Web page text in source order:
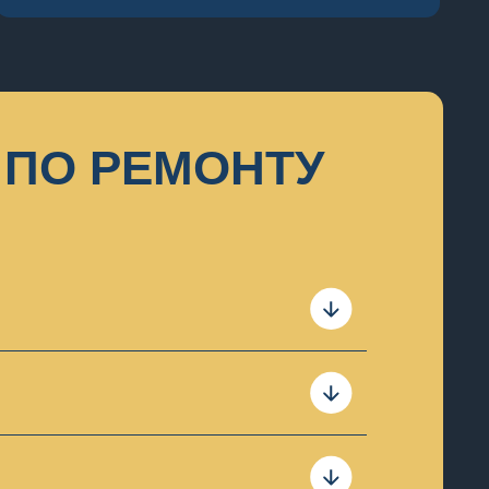
РЕМОНТУ
составляет ремонт по плате.
составляют только